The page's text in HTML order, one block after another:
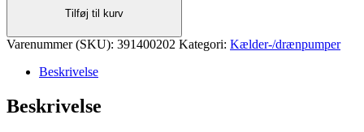
drænpumpe
Tilføj til kurv
Varenummer (SKU): 391400202 Kategori: Kælder-/drænpumper
Beskrivelse
Beskrivelse